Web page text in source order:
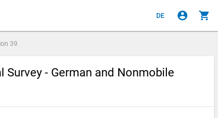
DE account_circle shopping_cart
39
- German and Nonmobile